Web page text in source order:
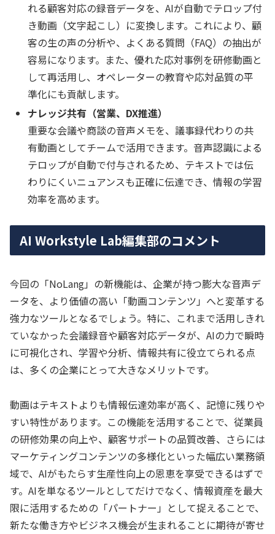
れる顧客対応の録音データを、AIが自動でテロップ付
き動画（文字起こし）に変換します。これにより、顧
客の生の声の分析や、よくある質問（FAQ）の抽出が
容易になります。また、優れた応対事例を研修動画と
して再活用し、オペレーターの教育や応対品質の平
準化にも貢献します。
ナレッジ共有（営業、DX推進）
重要な会議や商談の音声メモを、議事録代わりの共
有動画としてチームで活用できます。音声認識による
テロップが自動で付与されるため、テキストでは伝
わりにくいニュアンスも正確に伝達でき、情報の学習
効率を高めます。
AI Workstyle Lab編集部のコメント
今回の「NoLang」の新機能は、企業が持つ膨大な音声デ
ータを、より価値の高い「動画コンテンツ」へと変革する
強力なツールとなるでしょう。特に、これまで活用しきれ
ていなかった会議録音や顧客対応データが、AIの力で瞬時
に可視化され、学習や分析、情報共有に役立てられる点
は、多くの企業にとって大きなメリットです。
動画はテキストよりも情報伝達効率が高く、記憶に残りや
すい特性があります。この機能を活用することで、従業員
の研修効果の向上や、顧客サポートの品質改善、さらには
マーケティングコンテンツの多様化といった幅広い業務領
域で、AIがもたらす生産性向上の恩恵を享受できるはずで
す。AIを単なるツールとしてだけでなく、情報資産を最大
限に活用するための「パートナー」として捉えることで、
新たな働き方やビジネス機会が生まれることに期待が寄せ